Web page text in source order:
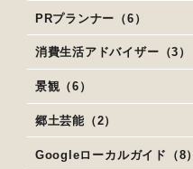
PRプランナー（6）
消費生活アドバイザー（3）
景観（6）
郷土芸能（2）
Googleローカルガイド（8）